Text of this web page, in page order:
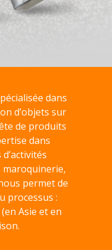
dans
d’objets sur
de produits
dans
maroquinerie,
permet de
processus :
Asie et en